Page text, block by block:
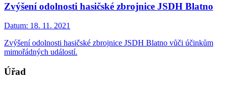
Zvýšení odolnosti hasičské zbrojnice JSDH Blatno
Datum: 18. 11. 2021
Zvýšení odolnosti hasičské zbrojnice JSDH Blatno vůči účinkům
mimořádných událostí.
Úřad